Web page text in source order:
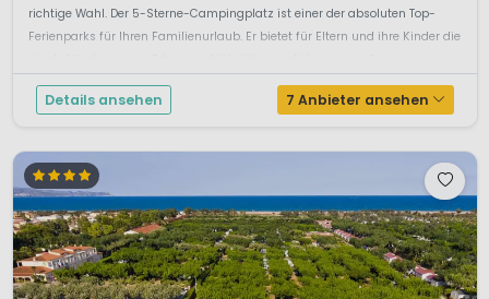
richtige Wahl. Der 5-Sterne-Campingplatz ist einer der absoluten Top-
Ferienparks für Ihren Familienurlaub. Er bietet für Eltern und ihre Kinder die
Details ansehen 7 Anbieter ansehen